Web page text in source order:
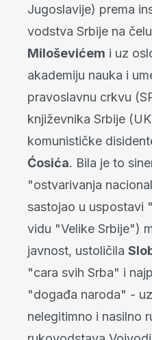
Jugoslavije) prema
vodstva Srbije na
Miloševićem i uz
akademiju nauka i
pravoslavnu crkvu
književnika Srbije
komunističke
Ćosića. Bila je to
"ostvarivanja
sastojao u uspostavi
vidu "Velike Srbije")
javnost, ustoličila
"cara svih Srba" i
"događa naroda" -
nelegitimno i nasilno